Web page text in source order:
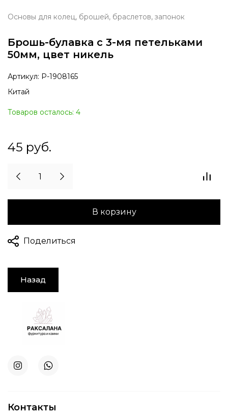
Основы для колец, брошей, браслетов, запонок
Брошь-булавка с 3-мя петельками
50мм, цвет никель
Артикул: Р-1908165
Китай
Товаров осталось: 4
45 руб.
В корзину
Поделиться
Назад
Контакты